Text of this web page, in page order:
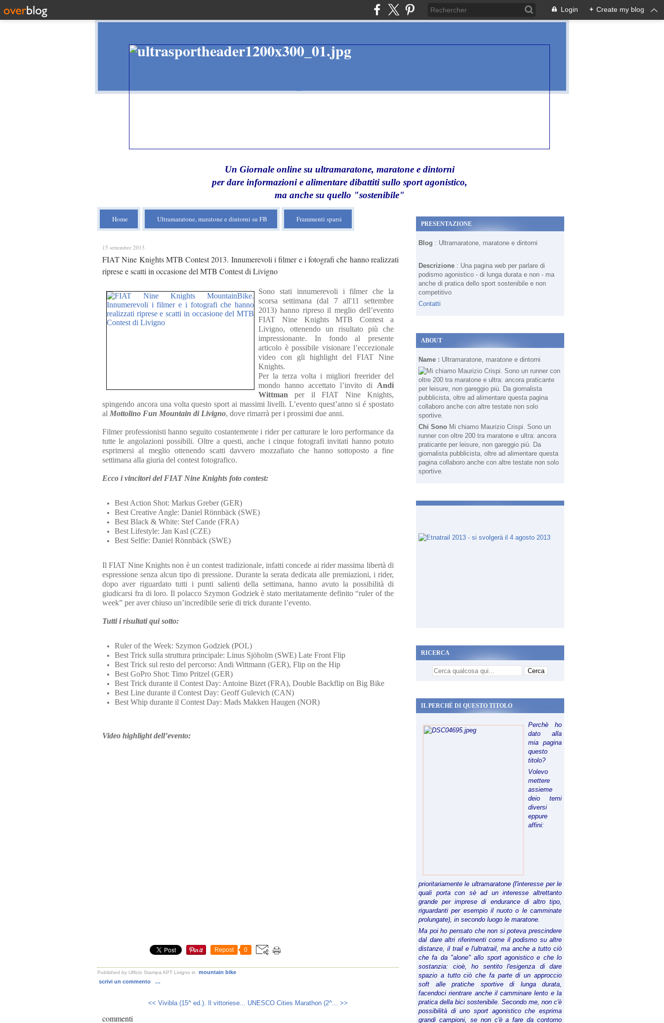
Login + Create my blog
Un Giornale online su ultramaratone, maratone e dintorni
per dare informazioni e alimentare dibattiti sullo sport agonistico,
ma anche su quello "sostenibile"
Home Ultramaratone, maratone e dintorni su FB Frammenti sparsi
15 settembre 2013
FIAT Nine Knights MTB Contest 2013. Innumerevoli i filmer e i fotografi che hanno realizzati
riprese e scatti in occasione del MTB Contest di Livigno
Sono stati innumerevoli i filmer che la
scorsa settimana (dal 7 all'11 settembre
2013) hanno ripreso il meglio dell’evento
FIAT Nine Knights MTB Contest a
Livigno, ottenendo un risultato più che
impressionante. In fondo al presente
articolo è possibile visionare l’eccezionale
video con gli highlight del FIAT Nine
Knights.
Per la terza volta i migliori freerider del
mondo hanno accettato l’invito di Andi
Wittman per il FIAT Nine Knights,
spingendo ancora una volta questo sport ai massimi livelli. L’evento quest’anno si é spostato
al Mottolino Fun Mountain di Livigno, dove rimarrà per i prossimi due anni.
Filmer professionisti hanno seguito costantemente i rider per catturare le loro performance da
tutte le angolazioni possibili. Oltre a questi, anche i cinque fotografi invitati hanno potuto
esprimersi al meglio ottenendo scatti davvero mozzafiato che hanno sottoposto a fine
settimana alla giuria del contest fotografico.
Ecco i vincitori del FIAT Nine Knights foto contest:
Best Action Shot: Markus Greber (GER)
Best Creative Angle: Daniel Rönnbäck (SWE)
Best Black & White: Stef Cande (FRA)
Best Lifestyle: Jan Kasl (CZE)
Best Selfie: Daniel Rönnbäck (SWE)
Il FIAT Nine Knights non è un contest tradizionale, infatti concede ai rider massima libertà di
espressione senza alcun tipo di pressione. Durante la serata dedicata alle premiazioni, i rider,
dopo aver riguardato tutti i punti salienti della settimana, hanno avuto la possibilità di
giudicarsi fra di loro. Il polacco Szymon Godziek è stato meritatamente definito “ruler of the
week” per aver chiuso un’incredibile serie di trick durante l’evento.
Tutti i risultati qui sotto:
Ruler of the Week: Szymon Godziek (POL)
Best Trick sulla struttura principale: Linus Sjöholm (SWE) Late Front Flip
Best Trick sul resto del percorso: Andi Wittmann (GER), Flip on the Hip
Best GoPro Shot: Timo Pritzel (GER)
Best Trick durante il Contest Day: Antoine Bizet (FRA), Double Backflip on Big Bike
Best Line durante il Contest Day: Geoff Gulevich (CAN)
Best Whip durante il Contest Day: Mads Makken Haugen (NOR)
Video highlight dell’evento:
Repost 0
Published by Ufficio Stampa APT Livigno in
mountain bike
scrivi un commento
…
<< Vivibla (15^ ed.). Il vittoriese... UNESCO Cities Marathon (2^... >>
commenti
PRESENTAZIONE
Blog : Ultramaratone, maratone e dintorni
Descrizione : Una pagina web per parlare di
podismo agonistico - di lunga durata e non - ma
anche di pratica dello sport sostenibile e non
competitivo
Contatti
ABOUT
Name : Ultramaratone, maratone e dintorni
Chi Sono Mi chiamo Maurizio Crispi. Sono un
runner con oltre 200 tra maratone e ultra: ancora
praticante per leisure, non gareggio più. Da
giornalista pubblicista, oltre ad alimentare questa
pagina collaboro anche con altre testate non solo
sportive.
RICERCA
IL PERCHÈ DI QUESTO TITOLO
Perchè ho
dato alla
mia pagina
questo
titolo?
Volevo
mettere
assieme
deio temi
diversi
eppure
affini:
prioritariamente le ultramaratone (l'interesse per le
quali porta con sè ad un interesse altrettanto
grande per imprese di endurance di altro tipo,
riguardanti per esempio il nuoto o le camminate
prolungate), in secondo luogo le maratone.
Ma poi ho pensato che non si poteva prescindere
dal dare altri riferimenti come il podismo su altre
distanze, il trail e l'ultratrail, ma anche a tutto ciò
che fa da "alone" allo sport agonistico e che lo
sostanzia: cioè, ho sentito l'esigenza di dare
spazio a tutto ciò che fa parte di un approccio
soft alle pratiche sportive di lunga durata,
facendoci rientrare anche il camminare lento e la
pratica della bici sostenibile. Secondo me, non c'è
possibilità di uno sport agonistico che esprima
grandi campioni, se non c'è a fare da contorno